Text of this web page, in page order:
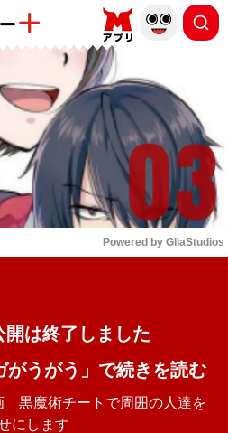
もっと読む
Powered by GliaStudios
開は終了しました
がうがう」で続きを読む
黒魔術チートで周囲の人達を
にします